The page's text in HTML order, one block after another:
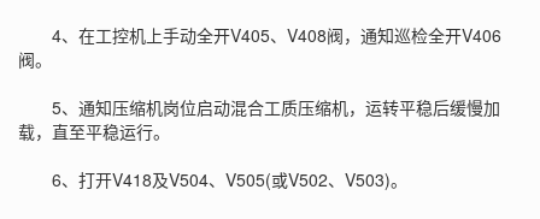
4、在工控机上手动全开V405、V408阀，通知巡检全开V406
阀。
5、通知压缩机岗位启动混合工质压缩机，运转平稳后缓慢加
载，直至平稳运行。
6、打开V418及V504、V505(或V502、V503)。